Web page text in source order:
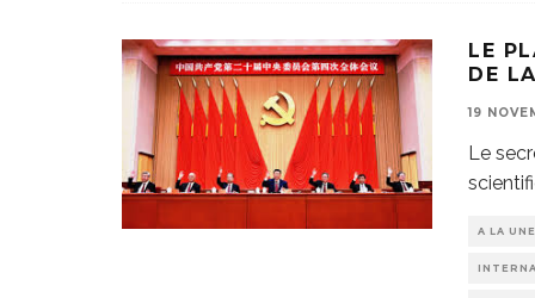
LE
DE
19
Le
A LA UNE